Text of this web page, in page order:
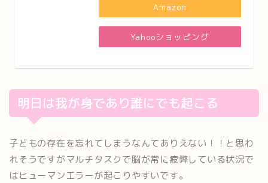
Amazon
Yahooショッピング
明日は我が身であり誰にでも起こる
子どもの存在を忘れてしまうなんてありえない！！と思わ
れそうですがマルチタスクで脳が常に疲弊している状況で
はヒューマンエラーが起こりやすいです。